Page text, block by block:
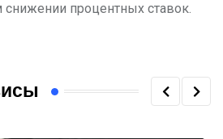
процентных ставок.